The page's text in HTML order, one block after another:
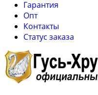
Гарантия
Опт
Контакты
Cтатус заказа